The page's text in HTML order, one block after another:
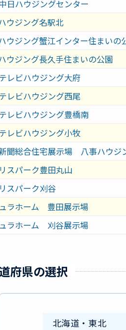
日ハウジングセンター
ウジング名駅北
ウジング蟹江インター住まいの
ウジング長久手住まいの公園
レビハウジング大府
レビハウジング西尾
レビハウジング豊橋南
レビハウジング小牧
聞総合住宅展示場 八事ハウジ
スパーク豊田丸山
スパーク刈谷
ラホーム 豊田展示場
ラホーム 刈谷展示場
府県の選択
北海道・東北